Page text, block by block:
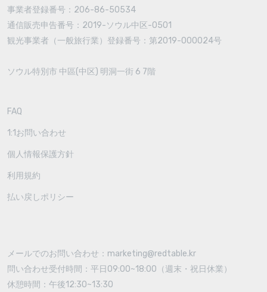
事業者登録番号：206-86-50534
通信販売申告番号：2019-ソウル中区-0501
観光事業者（一般旅行業）登録番号：第2019-000024号
ソウル特別市 中區(中区) 明洞一街 6 7階
FAQ
1:1お問い合わせ
個人情報保護方針
利用規約
払い戻しポリシー
メールでのお問い合わせ：marketing@redtable.kr
問い合わせ受付時間：平日09:00~18:00（週末・祝日休業）
休憩時間：午後12:30~13:30